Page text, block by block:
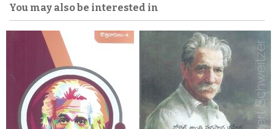
You may also be interested in